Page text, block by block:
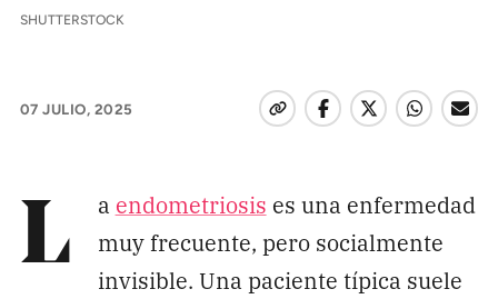
Enviar
SHUTTERSTOCK
07 JULIO, 2025
L a endometriosis es una enfermedad
muy frecuente, pero socialmente
invisible. Una paciente típica suele